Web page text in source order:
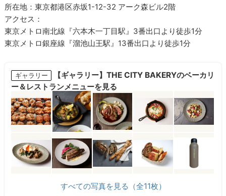
所在地：東京都港区赤坂1-12-32 アーク森ビル2階
アクセス：
東京メトロ南北線『六本木一丁目駅』3番出口より徒歩1分
東京メトロ銀座線『溜池山王駅』13番出口より徒歩1分
ギャラリー
【ギャラリー】THE CITY BAKERYのベーカリ
ー＆レストランメニューを見る
すべての写真を見る（全11枚）